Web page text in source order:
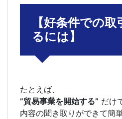
【好条件での
るには】
たとえば、
”貿易事業を開始する” だけ
内容の聞き取りができて簡